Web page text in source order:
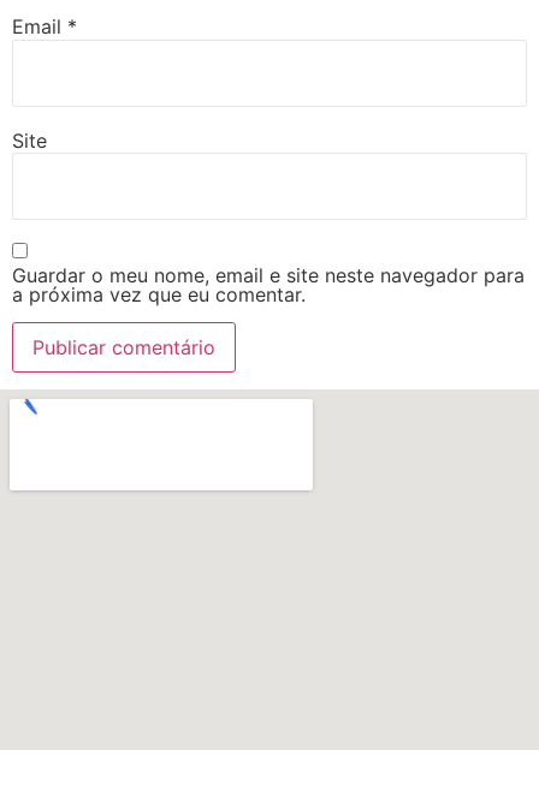
Email *
Site
Guardar o meu nome, email e site neste navegador para
a próxima vez que eu comentar.